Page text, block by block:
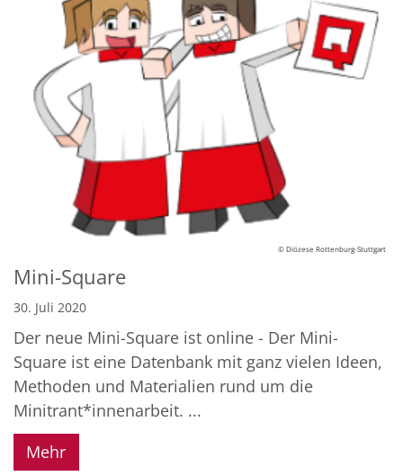
© Diözese Rottenburg-Stuttgart
Mini-Square
30. Juli 2020
Der neue Mini-Square ist online - Der Mini-
Square ist eine Datenbank mit ganz vielen Ideen,
Methoden und Materialien rund um die
Minitrant*innenarbeit. ...
Mehr